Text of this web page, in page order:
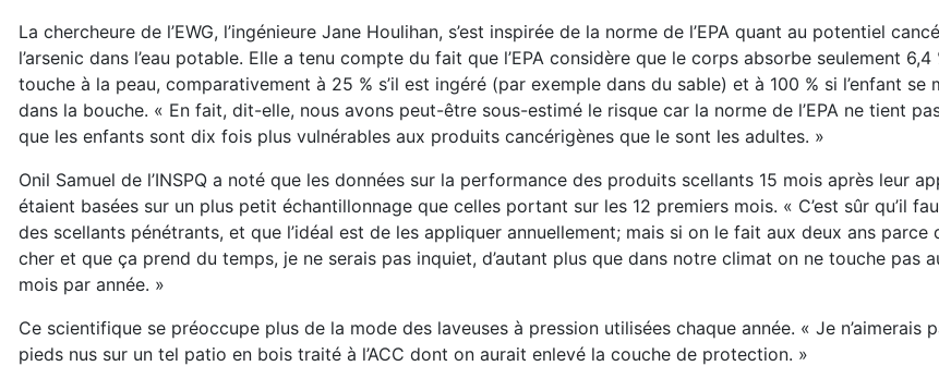
La chercheure de l’EWG, l’ingénieure Jane Houlihan, s’est inspirée de la norme de l’EPA quant au potentiel
l’arsenic dans l’eau potable. Elle a tenu compte du fait que l’EPA considère que le corps absorbe seulement
touche à la peau, comparativement à 25 % s’il est ingéré (par exemple dans du sable) et à 100 % si l’enfant se
dans la bouche. « En fait, dit-elle, nous avons peut-être sous-estimé le risque car la norme de l’EPA ne tient
que les enfants sont dix fois plus vulnérables aux produits cancérigènes que le sont les adultes. »
Onil Samuel de l’INSPQ a noté que les données sur la performance des produits scellants 15 mois après leur
étaient basées sur un plus petit échantillonnage que celles portant sur les 12 premiers mois. « C’est sûr qu’il
des scellants pénétrants, et que l’idéal est de les appliquer annuellement; mais si on le fait aux deux ans parce
cher et que ça prend du temps, je ne serais pas inquiet, d’autant plus que dans notre climat on ne touche pas
mois par année. »
Ce scientifique se préoccupe plus de la mode des laveuses à pression utilisées chaque année. « Je n’aimerais
pieds nus sur un tel patio en bois traité à l’ACC dont on aurait enlevé la couche de protection. »